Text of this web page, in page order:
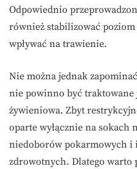
Odpowiednio
również stabilizować
wpływać na trawienie.
Nie można jednak
nie powinno być traktowane
żywieniowa. Zbyt
oparte wyłącznie na sokach
niedoborów pokarmowych
zdrowotnych. Dlatego warto